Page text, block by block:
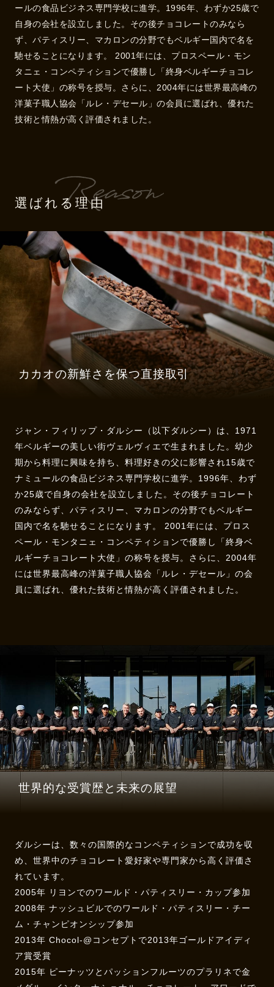
ールの食品ビジネス専門学校に進学。1996年、わずか25歳で
自身の会社を設立しました。その後チョコレートのみなら
ず、パティスリー、マカロンの分野でもベルギー国内で名を
馳せることになります。 2001年には、プロスペール・モン
タニェ・コンペティションで優勝し「終身ベルギーチョコレ
ート大使」の称号を授与。さらに、2004年には世界最高峰の
洋菓子職人協会「ルレ・デセール」の会員に選ばれ、優れた
技術と情熱が高く評価されました。
選ばれる理由
カカオの新鮮さを保つ直接取引
ジャン・フィリップ・ダルシー（以下ダルシー）は、1971
年ベルギーの美しい街ヴェルヴィエで生まれました。幼少
期から料理に興味を持ち、料理好きの父に影響され15歳で
ナミュールの食品ビジネス専門学校に進学。1996年、わず
か25歳で自身の会社を設立しました。その後チョコレート
のみならず、パティスリー、マカロンの分野でもベルギー
国内で名を馳せることになります。 2001年には、プロス
ペール・モンタニェ・コンペティションで優勝し「終身ベ
ルギーチョコレート大使」の称号を授与。さらに、2004年
には世界最高峰の洋菓子職人協会「ルレ・デセール」の会
員に選ばれ、優れた技術と情熱が高く評価されました。
世界的な受賞歴と未来の展望
ダルシーは、数々の国際的なコンペティションで成功を収
め、世界中のチョコレート愛好家や専門家から高く評価さ
れています。
2005年 リヨンでのワールド・パティスリー・カップ参加
2008年 ナッシュビルでのワールド・パティスリー・チー
ム・チャンピオンシップ参加
2013年 Chocol-@コンセプトで2013年ゴールドアイディ
ア賞受賞
2015年 ピーナッツとパッションフルーツのプラリネで金